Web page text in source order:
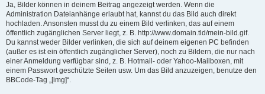
Ja, Bilder können in deinem Beitrag angezeigt werden. Wenn die
Administration Dateianhänge erlaubt hat, kannst du das Bild auch direkt
hochladen. Ansonsten musst du zu einem Bild verlinken, das auf einem
öffentlich zugänglichen Server liegt, z. B. http://www.domain.tld/mein-bild.gif.
Du kannst weder Bilder verlinken, die sich auf deinem eigenen PC befinden
(außer es ist ein öffentlich zugänglicher Server), noch zu Bildern, die nur nach
einer Anmeldung verfügbar sind, z. B. Hotmail- oder Yahoo-Mailboxen, mit
einem Passwort geschützte Seiten usw. Um das Bild anzuzeigen, benutze den
BBCode-Tag „[img]“.